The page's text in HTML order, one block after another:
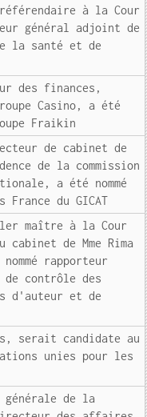
à la Cour
général adjoint de
la santé et de
des finances,
Casino, a été
Fraikin
de cabinet de
de la commission
a été nommé
du GICAT
maître à la Cour
de Mme Rima
rapporteur
de contrôle des
d'auteur et de
serait candidate au
unies pour les
générale de la